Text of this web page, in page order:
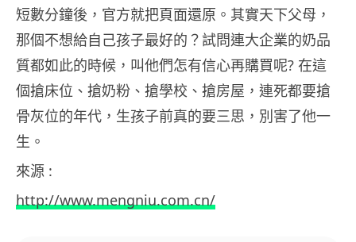
短數分鐘後，官方就把頁面還原。其實天下父母，
那個不想給自己孩子最好的？試問連大企業的奶品
質都如此的時候，叫他們怎有信心再購買呢? 在這
個搶床位、搶奶粉、搶學校、搶房屋，連死都要搶
骨灰位的年代，生孩子前真的要三思，別害了他一
生。
來源 :
http://www.mengniu.com.cn/